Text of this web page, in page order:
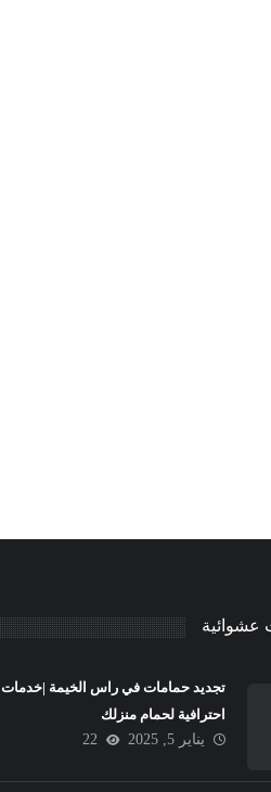
عشوائية
تجديد حمامات في راس الخيمة |خدمات
احترافية لحمام منزلك
يناير 5, 2025
22